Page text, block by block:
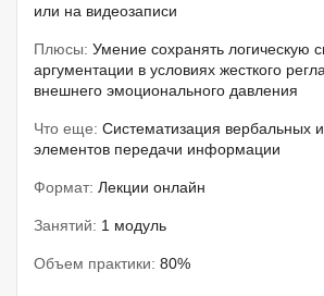
или на видеозаписи
Плюсы: Умение сохранять логическую
аргументации в условиях жесткого
внешнего эмоционального давления
Что еще: Систематизация вербальных
элементов передачи информации
Формат: Лекции онлайн
Занятий: 1 модуль
Объем практики: 80%